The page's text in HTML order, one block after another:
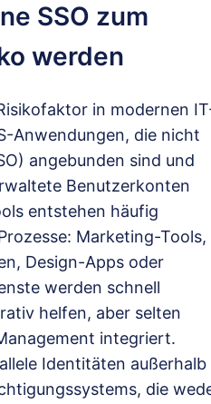
SSO zum
werden
in modernen
Anwendungen, die nicht
angebunden sind und
Benutzerkonten
entstehen häufig
Marketing-Tools,
Design-Apps oder
werden schnell
helfen, aber selten
integriert.
Identitäten außerhalb
die